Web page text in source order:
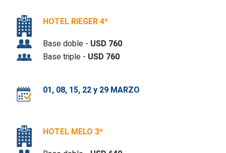
HOTEL RIEGER 4*
Base doble - USD 760
Base triple - USD 760
01, 08, 15, 22 y 29 MARZO
HOTEL MELO 3*